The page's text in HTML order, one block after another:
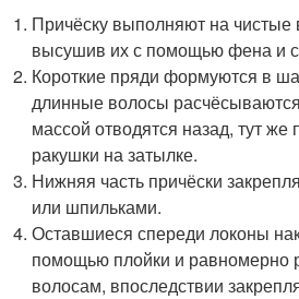
Причёску выполняют на
высушив их с помощью фена и
Короткие пряди формуются в
длинные волосы
массой отводятся назад, тут
ракушки на затылке.
Нижняя часть причёски
или шпильками.
Оставшиеся спереди локоны
помощью плойки и равномерно
волосам, впоследствии